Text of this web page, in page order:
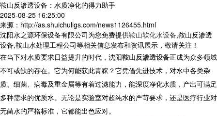
鞍山反渗透设备：水质净化的得力助手
2025-08-25 16:25:00
来源：http://as.shuichuligs.com/news1126455.html
沈阳水之源环保设备有限公司为您免费提供鞍山软化水设备,鞍山反渗透
设备,鞍山水处理工程公司等相关信息发布和资讯展示，敬请关注！
在当下对水质要求日益提升的时代，沈阳鞍山反渗透设备正成为众多领域
不可或缺的存在。它为何能获此青睐？它凭借先进技术，对水中各类杂
质、细菌、病毒及重金属等有着过滤能力，能深度净化水质，产出可满足
多种需求的优质水。无论是实验室对超纯水的严苛要求，还是医疗行业对
无菌水的严格标准，它都能出色应对。